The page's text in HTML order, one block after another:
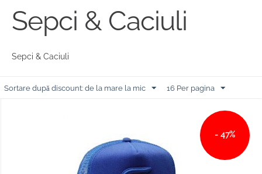
Sepci & Caciuli
Sepci & Caciuli
Sortare după discount: de la mare la mic 16 Per pagina
- 47%